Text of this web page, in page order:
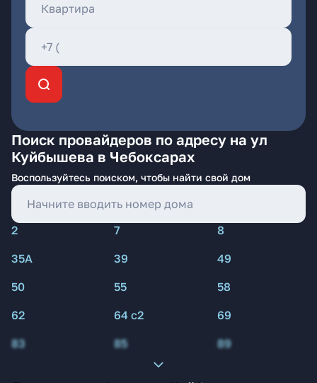
Поиск провайдеров по адресу на ул
Куйбышева в Чебоксарах
Воспользуйтесь поиском, чтобы найти свой дом
2 7
8
35А
39
49
50
55
58
62
64 с2
69
83
85 89